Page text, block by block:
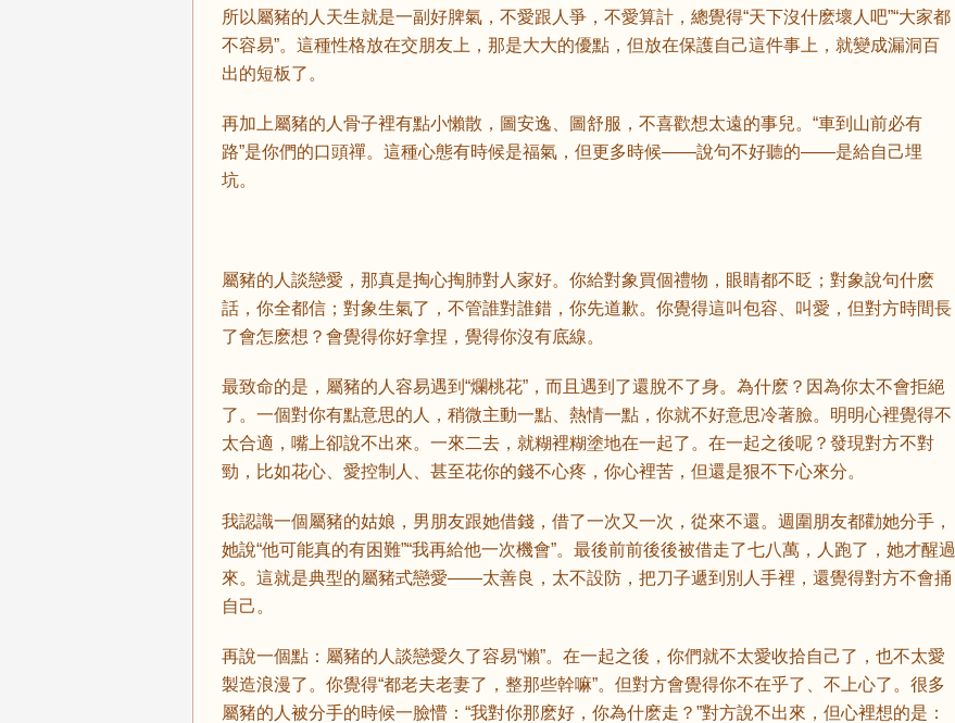
所以屬豬的人天生就是一副好脾氣，不愛跟人爭，不愛算計，總覺得“天下沒什麽壞人吧”“大家都
不容易”。這種性格放在交朋友上，那是大大的優點，但放在保護自己這件事上，就變成漏洞百
出的短板了。
再加上屬豬的人骨子裡有點小懶散，圖安逸、圖舒服，不喜歡想太遠的事兒。“車到山前必有
路”是你們的口頭禪。這種心態有時候是福氣，但更多時候——說句不好聽的——是給自己埋
坑。
屬豬的人談戀愛，那真是掏心掏肺對人家好。你給對象買個禮物，眼睛都不眨；對象說句什麽
話，你全都信；對象生氣了，不管誰對誰錯，你先道歉。你覺得這叫包容、叫愛，但對方時間長
了會怎麽想？會覺得你好拿捏，覺得你沒有底線。
最致命的是，屬豬的人容易遇到“爛桃花”，而且遇到了還脫不了身。為什麽？因為你太不會拒絕
了。一個對你有點意思的人，稍微主動一點、熱情一點，你就不好意思冷著臉。明明心裡覺得不
太合適，嘴上卻說不出來。一來二去，就糊裡糊塗地在一起了。在一起之後呢？發現對方不對
勁，比如花心、愛控制人、甚至花你的錢不心疼，你心裡苦，但還是狠不下心來分。
我認識一個屬豬的姑娘，男朋友跟她借錢，借了一次又一次，從來不還。週圍朋友都勸她分手，
她說“他可能真的有困難”“我再給他一次機會”。最後前前後後被借走了七八萬，人跑了，她才醒過
來。這就是典型的屬豬式戀愛——太善良，太不設防，把刀子遞到別人手裡，還覺得對方不會捅
自己。
再說一個點：屬豬的人談戀愛久了容易“懶”。在一起之後，你們就不太愛收拾自己了，也不太愛
製造浪漫了。你覺得“都老夫老妻了，整那些幹嘛”。但對方會覺得你不在乎了、不上心了。很多
屬豬的人被分手的時候一臉懵：“我對你那麽好，你為什麽走？”對方說不出來，但心裡想的是：
龍 蛇